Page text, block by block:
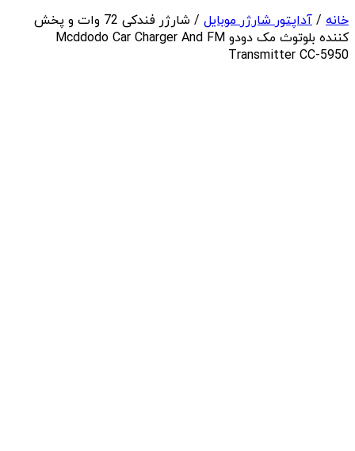
خانه / آداپتور شارژر موبایل
/ شارژر فندکی 72 وات و پخش
کننده بلوتوث مک دودو Mcddodo Car Charger And FM
Transmitter CC-5950